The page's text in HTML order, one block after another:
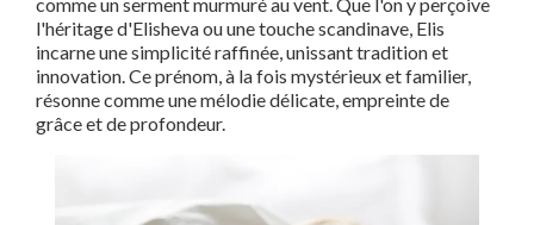
l'héritage d'Elisheva ou une touche scandinave, Elis
incarne une simplicité raffinée, unissant tradition et
innovation. Ce prénom, à la fois mystérieux et familier,
résonne comme une mélodie délicate, empreinte de
grâce et de profondeur.